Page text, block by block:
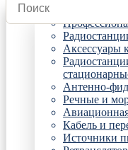
Радиостанции
Аксессуары
Антенно-
Речные и
Кабель и
Источники